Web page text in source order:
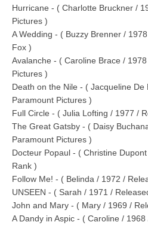
Hurricane - ( Charlotte Bruckner /
Pictures )
A Wedding - ( Buzzy Brenner /
Fox )
Avalanche - ( Caroline Brace /
Pictures )
Death on the Nile - ( Jacqueline
Paramount Pictures )
Full Circle - ( Julia Lofting / 1977 /
The Great Gatsby - ( Daisy
Paramount Pictures )
Docteur Popaul - ( Christine
Rank )
Follow Me! - ( Belinda / 1972 /
UNSEEN - ( Sarah / 1971 /
John and Mary - ( Mary / 1969 /
A Dandy in Aspic - ( Caroline /